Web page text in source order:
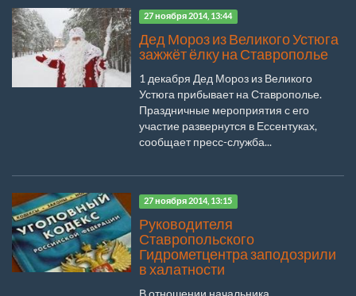
27 ноября 2014, 13:44
Дед Мороз из Великого Устюга
зажжёт ёлку на Ставрополье
1 декабря Дед Мороз из Великого
Устюга прибывает на Ставрополье.
Праздничные мероприятия с его
участие развернутся в Ессентуках,
сообщает пресс-служба...
27 ноября 2014, 13:15
Руководителя
Ставропольского
Гидрометцентра заподозрили
в халатности
В отношении начальника